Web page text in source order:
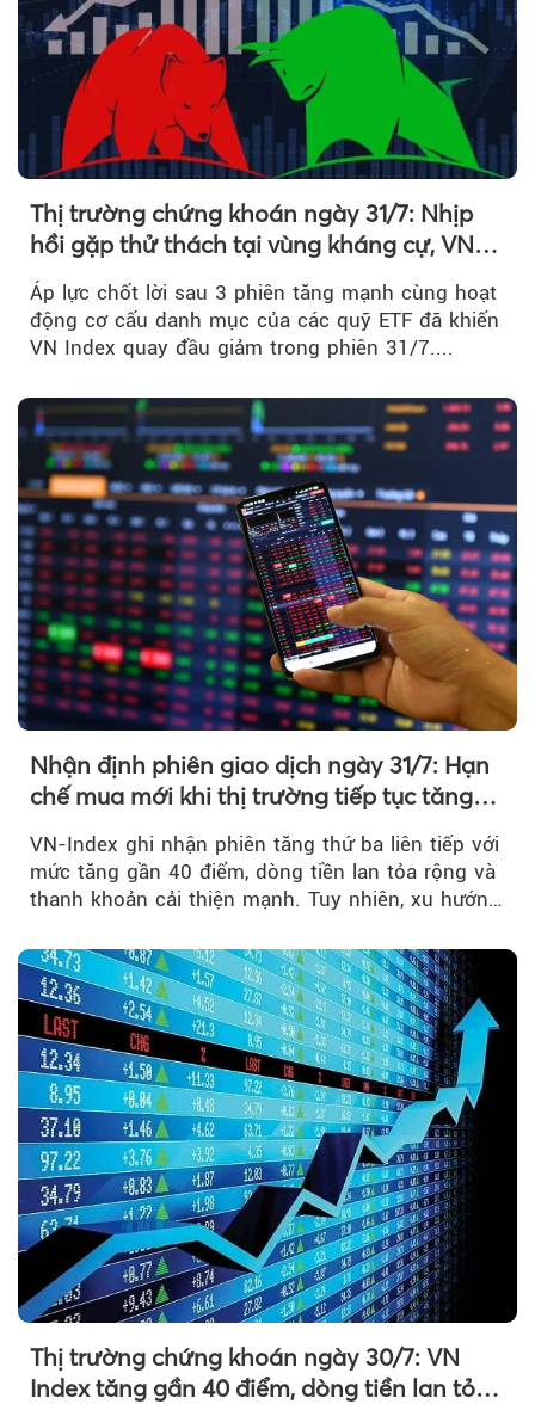
Thị trường chứng khoán ngày 31/7: Nhịp
hồi gặp thử thách tại vùng kháng cự, VN
Index giảm gần 9 điểm trong phiên cuối...
Áp lực chốt lời sau 3 phiên tăng mạnh cùng hoạt
động cơ cấu danh mục của các quỹ ETF đã khiến
VN Index quay đầu giảm trong phiên 31/7....
Nhận định phiên giao dịch ngày 31/7: Hạn
chế mua mới khi thị trường tiếp tục tăng
VN-Index ghi nhận phiên tăng thứ ba liên tiếp với
mức tăng gần 40 điểm, dòng tiền lan tỏa rộng và
thanh khoản cải thiện mạnh. Tuy nhiên, xu hướng
Thị trường chứng khoán ngày 30/7: VN
Index tăng gần 40 điểm, dòng tiền lan tỏa